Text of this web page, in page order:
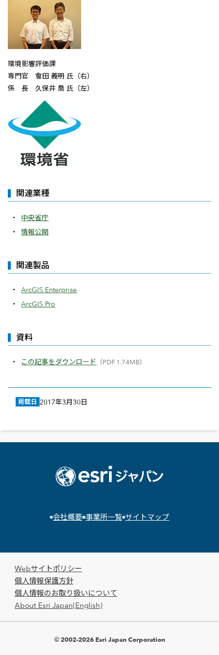
環境影響評価課
専門官 會田 義明 氏（右）
係 長 久保井 喬 氏（左）
掲載日 2017年3月30日
関連業種
中央省庁
情報公開
関連製品
ArcGIS Enterprise
ArcGIS Pro
資料
この記事をダウンロード （PDF 1.74MB）
会社概要 事業所一覧 サイトマップ
Webサイトポリシー
個人情報保護方針
個人情報のお取り扱いについて
About Esri Japan(English)
© 2002-2026 Esri Japan Corporation